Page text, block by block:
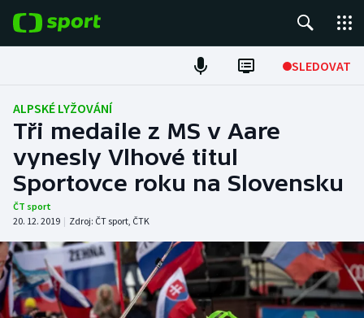
SLEDOVAT
Fotbal
Hokej
Tenis
Atletika
Cyklistika
DALŠÍ SPORTY
ALPSKÉ LYŽOVÁNÍ
Tři medaile z MS v Aare
vynesly Vlhové titul
Sportovce roku na Slovensku
ČT sport
20. 12. 2019 | Zdroj: ČT sport, ČTK